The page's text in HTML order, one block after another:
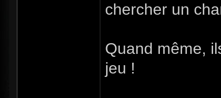
chercher un
Quand même,
jeu !